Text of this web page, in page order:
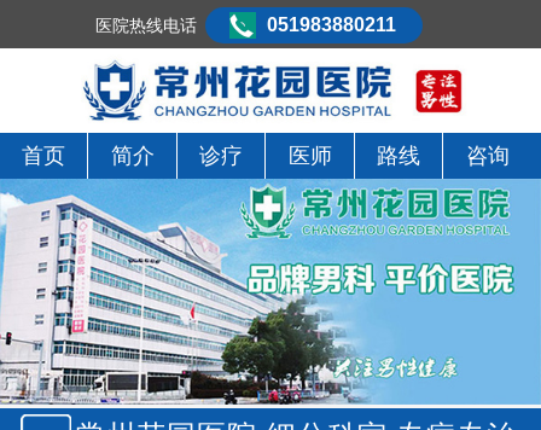
首页 简介 诊疗 医师 路线 咨询
医院热线电话 051983880211